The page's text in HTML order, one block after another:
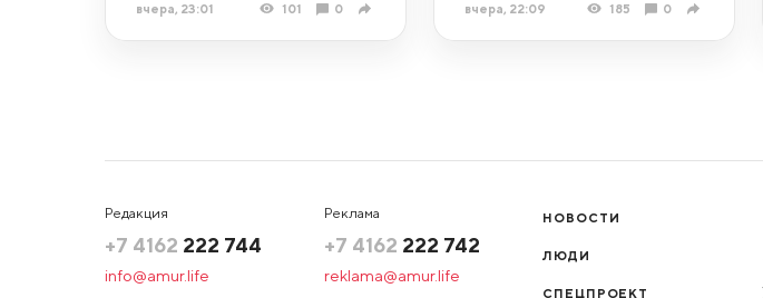
вчера, 23:01 101 0 вчера, 22:09 185 0
Редакция
+7 4162 222 744
info@amur.life
Реклама
+7 4162 222 742
reklama@amur.life
НОВОСТИ
ЛЮДИ
СПЕЦПРОЕКТ